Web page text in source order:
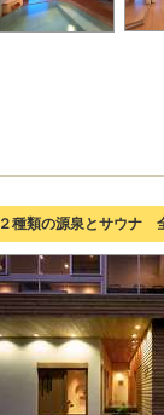
２種類の源泉とサウナ